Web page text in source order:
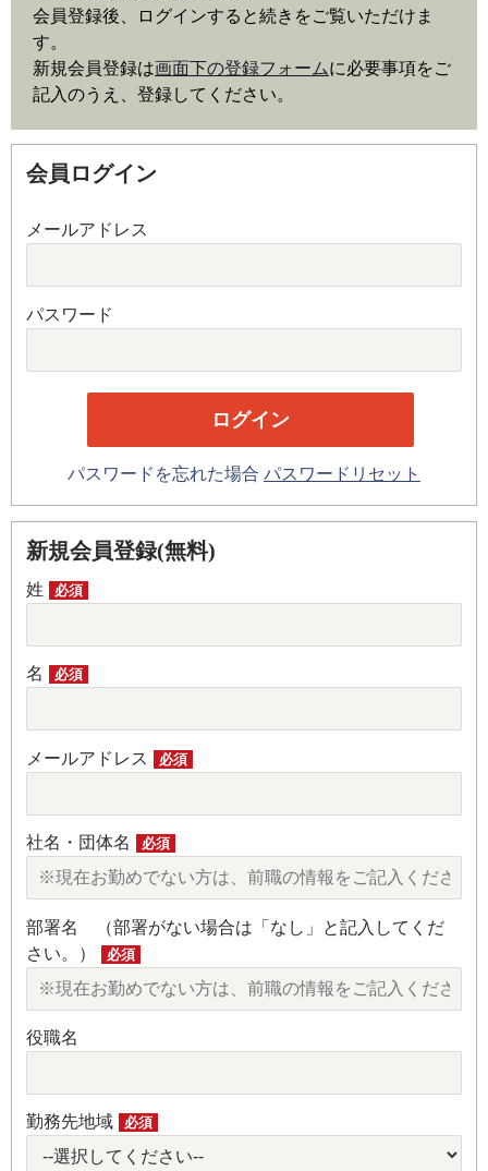
会員登録後、ログインすると続きをご覧いただけま
す。
新規会員登録は画面下の登録フォームに必要事項をご
記入のうえ、登録してください。
会員ログイン
メールアドレス
パスワード
パスワードを忘れた場合 パスワードリセット
新規会員登録(無料)
姓 必須
名 必須
メールアドレス 必須
社名・団体名 必須
部署名 （部署がない場合は「なし」と記入してくだ
さい。）
必須
役職名
勤務先地域 必須